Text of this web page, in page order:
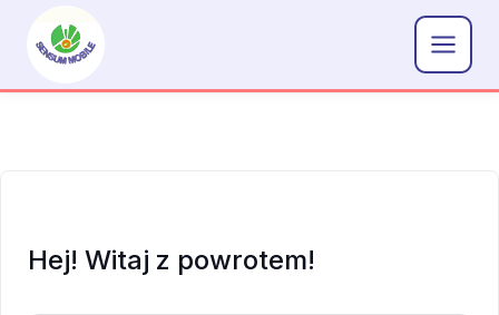
treści
Hej! Witaj z powrotem!